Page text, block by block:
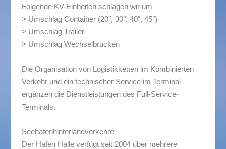
Folgende KV-Einheiten schlagen wir um
> Umschlag Container (20″, 30″, 40″, 45″)
> Umschlag Trailer
> Umschlag Wechselbrücken
Die Organisation von Logistikketten im Kombinierten
Verkehr und ein technischer Service im Terminal
ergänzen die Dienstleistungen des Full-Service-
Terminals.
Seehafenhinterlandverkehre
Der Hafen Halle verfügt seit 2004 über mehrere